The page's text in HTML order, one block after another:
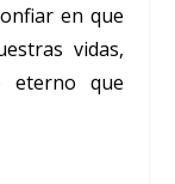
en que
vidas,
eterno que